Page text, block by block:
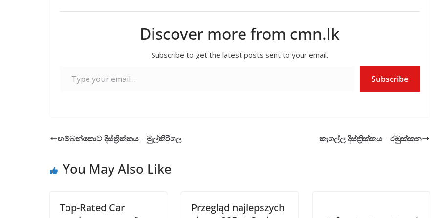
e
k
ittai at
s
er ar
e
Discover more from cmn.lk
Subscribe to get the latest posts sent to your email.
Subscribe
හම්බන්තොට දිස්ත්‍රික්කය – මුල්කිරිගල කෑගල්ල දිස්ත්‍රික්කය – රඹුක්කන
You May Also Like
Top-Rated Car
Przegląd najlepszych